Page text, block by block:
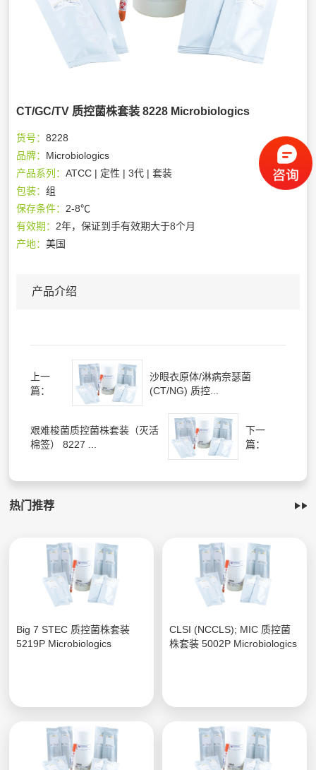
CT/GC/TV 质控菌株套装 8228 Microbiologics
货号：8228
品牌： Microbiologics
产品系列：ATCC | 定性 | 3代 | 套装
包装：组
保存条件： 2-8℃
有效期： 2年，保证到手有效期大于8个月
产地：美国
产品介绍
上一
篇：
沙眼衣原体/淋病奈瑟菌
(CT/NG) 质控...
艰难梭菌质控菌株套装（灭活
棉签） 8227 ...
下一
篇：
热门推荐
Big 7 STEC 质控菌株套装
5219P Microbiologics
CLSI (NCCLS); MIC 质控菌
株套装 5002P Microbiologics